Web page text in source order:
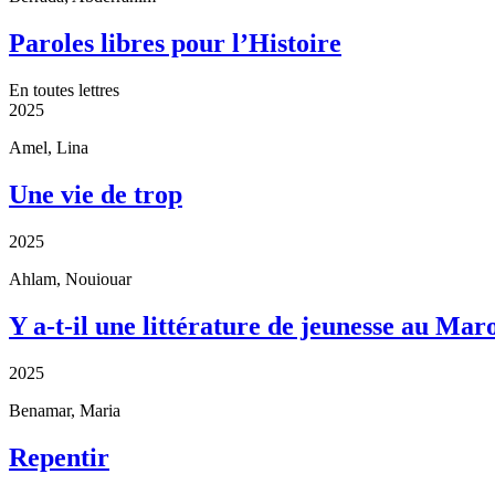
Paroles libres pour l’Histoire
En toutes lettres
2025
Amel, Lina
Une vie de trop
2025
Ahlam, Nouiouar
Y a-t-il une littérature de jeunesse au
2025
Benamar, Maria
Repentir